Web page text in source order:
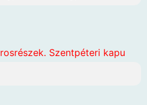
Szentpéteri kapu